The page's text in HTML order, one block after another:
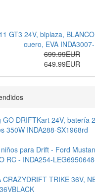
GT3 24V, biplaza,
cuero, EVA
699.99EUR
649.99EUR
GO DRIFTKart 24V, batería
350W INDA288-SX1968rd
para Drift - Ford
RC - INDA254-
CRAZYDRIFT TRIKE 36V,